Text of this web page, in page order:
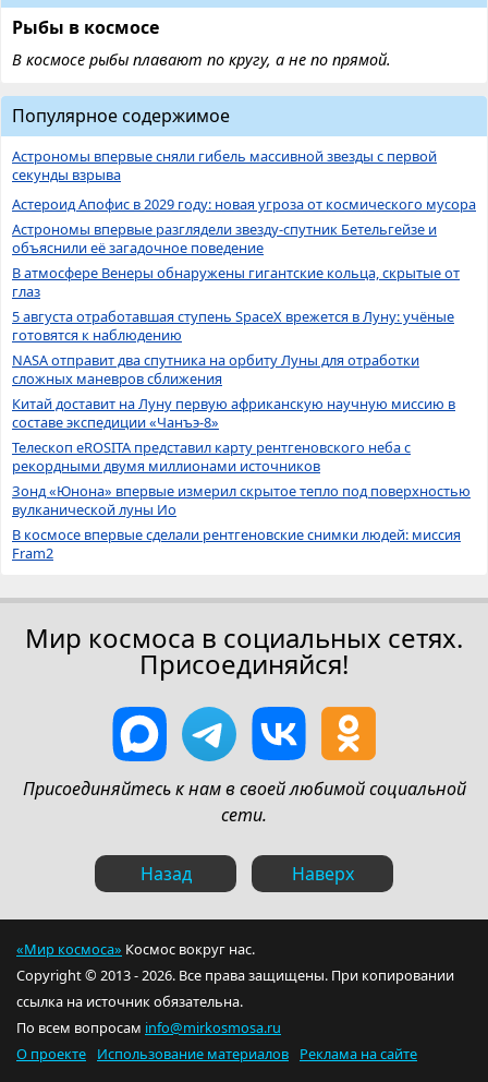
Рыбы в космосе
В космосе рыбы плавают по кругу, а не по прямой.
Популярное содержимое
Астрономы впервые сняли гибель массивной звезды с первой
секунды взрыва
Астероид Апофис в 2029 году: новая угроза от космического мусора
Астрономы впервые разглядели звезду-спутник Бетельгейзе и
объяснили её загадочное поведение
В атмосфере Венеры обнаружены гигантские кольца, скрытые от
глаз
5 августа отработавшая ступень SpaceX врежется в Луну: учёные
готовятся к наблюдению
NASA отправит два спутника на орбиту Луны для отработки
сложных маневров сближения
Китай доставит на Луну первую африканскую научную миссию в
составе экспедиции «Чанъэ-8»
Телескоп eROSITA представил карту рентгеновского неба с
рекордными двумя миллионами источников
Зонд «Юнона» впервые измерил скрытое тепло под поверхностью
вулканической луны Ио
В космосе впервые сделали рентгеновские снимки людей: миссия
Fram2
Мир космоса в социальных сетях.
Присоединяйся!
Присоединяйтесь к нам в своей любимой социальной
сети.
Назад Наверх
«Мир космоса» Космос вокруг нас.
Copyright © 2013 - 2026. Все права защищены. При копировании
ссылка на источник обязательна.
По всем вопросам info@mirkosmosa.ru
О проекте
Использование материалов Реклама на сайте